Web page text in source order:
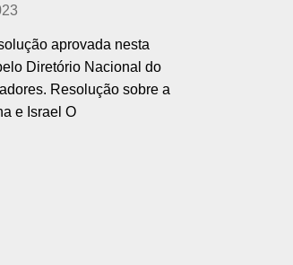
aprovada nesta
Diretório Nacional do
Resolução sobre a
e Israel O